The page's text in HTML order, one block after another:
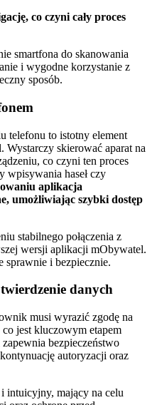
co czyni cały proces
smartfona do skanowania
i wygodne korzystanie z
sposób.
telefonu to istotny element
skierować aparat na
co czyni ten proces
wpisywania haseł czy
aplikacja
umożliwiając szybki dostęp
stabilnego połączenia z
wersji aplikacji mObywatel.
sprawnie i bezpiecznie.
danych
musi wyrazić zgodę na
jest kluczowym etapem
bezpieczeństwo
autoryzacji oraz
intuicyjny, mający na celu